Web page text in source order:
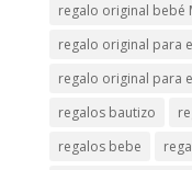
regalo original bebé
regalo original para
regalo original para
regalos bautizo
regalos bebe